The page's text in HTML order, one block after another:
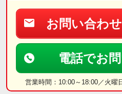
お問い合わ
電話でお
営業時間：10:00～18:00／火曜